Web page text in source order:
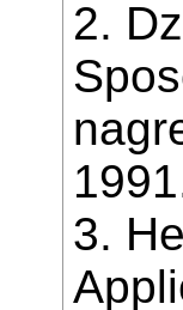
2.
3.